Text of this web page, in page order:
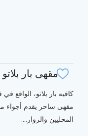
مقهى بار بلاتو
مقهى ساحر يقدم أجواء
المحليين والزوار....